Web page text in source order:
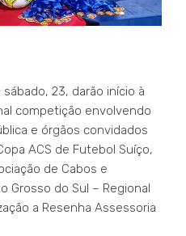
23, darão início à
competição envolvendo
e órgãos convidados
ACS de Futebol Suíço,
de Cabos e
Grosso do Sul – Regional
a Resenha Assessoria